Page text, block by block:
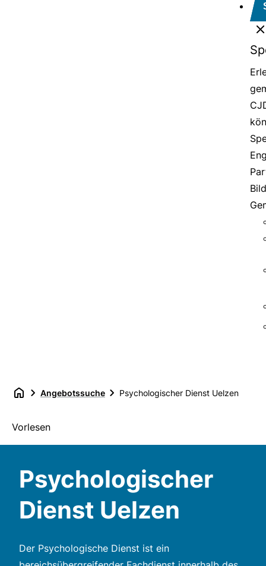
Angebotssuche Psychologischer Dienst Uelzen
Vorlesen
Psychologischer
Dienst Uelzen
Der Psychologische Dienst ist ein